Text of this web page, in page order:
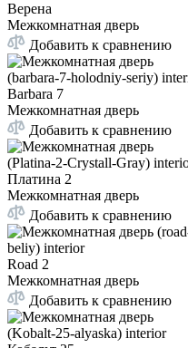
Верена
Межкомнатная дверь
Добавить к сравнению
Barbara 7
Межкомнатная дверь
Добавить к сравнению
Платина 2
Межкомнатная дверь
Добавить к сравнению
Road 2
Межкомнатная дверь
Добавить к сравнению